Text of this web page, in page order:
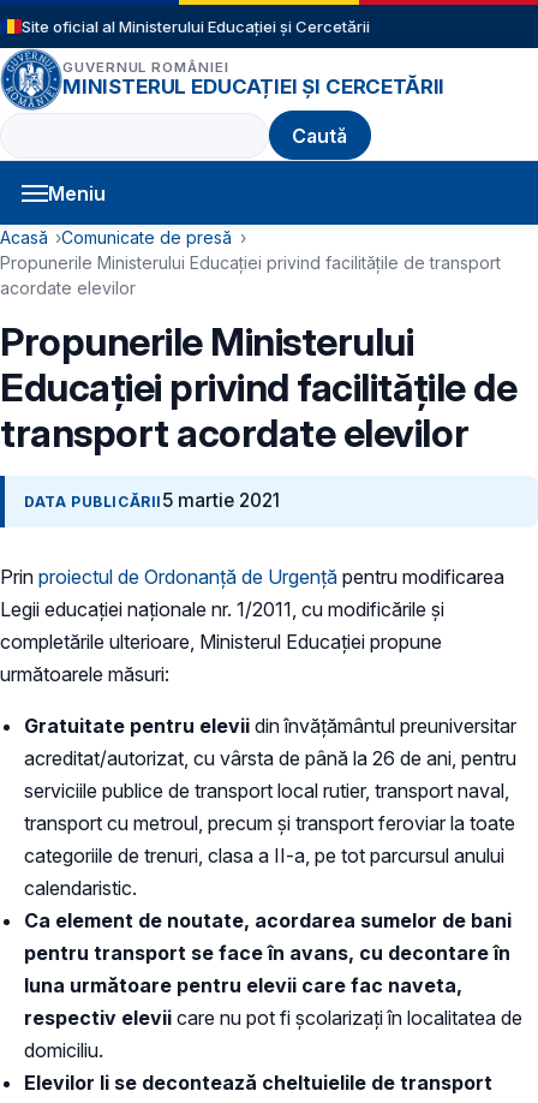
Sari la conținutul principal
Site oficial al Ministerului Educației și Cercetării
GUVERNUL ROMÂNIEI
MINISTERUL EDUCAȚIEI ȘI CERCETĂRII
Caută
Meniu
Navigație principală
Cale de navigare
Acasă
Comunicate de presă
Propunerile Ministerului Educației privind facilitățile de transport
acordate elevilor
Propunerile Ministerului
Educației privind facilitățile de
transport acordate elevilor
DATA PUBLICĂRII 5 martie 2021
Prin proiectul de Ordonanță de Urgență pentru modificarea
Legii educaţiei naţionale nr. 1/2011, cu modificările şi
completările ulterioare, Ministerul Educației propune
următoarele măsuri:
Gratuitate pentru elevii din învățământul preuniversitar
acreditat/autorizat, cu vârsta de până la 26 de ani, pentru
serviciile publice de transport local rutier, transport naval,
transport cu metroul, precum și transport feroviar la toate
categoriile de trenuri, clasa a II-a, pe tot parcursul anului
calendaristic.
Ca element de noutate, acordarea sumelor de bani
pentru transport se face în avans, cu decontare în
luna următoare pentru elevii care fac naveta,
respectiv elevii care nu pot fi școlarizați în localitatea de
domiciliu.
Elevilor li se decontează cheltuielile de transport